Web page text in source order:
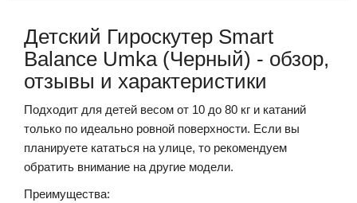
Детский Гироскутер Smart
Balance Umka (Черный) - обзор,
отзывы и характеристики
Подходит для детей весом от 10 до 80 кг и катаний
только по идеально ровной поверхности. Если вы
планируете кататься на улице, то рекомендуем
обратить внимание на другие модели.
Преимущества: